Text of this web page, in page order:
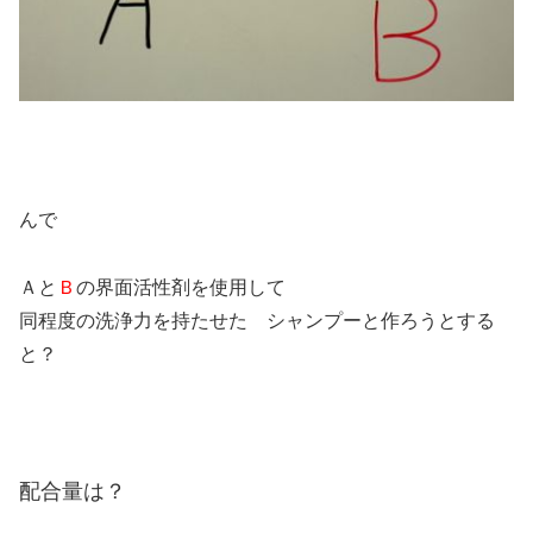
んで
Ａと Ｂ の界面活性剤を使用して
同程度の洗浄力を持たせた シャンプーと作ろうとする
と？
配合量は？